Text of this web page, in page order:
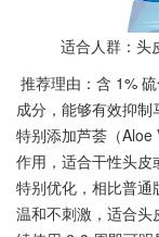
适合人群：头
推荐理由：含 1%
成分，能够有效抑制
特别添加芦荟（Aloe
作用，适合干性头皮
特别优化，相比普通
温和不刺激，适合